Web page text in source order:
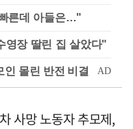
른데 아들은…"
영장 딸린 집 살았다"
사망 노동자 추모제,